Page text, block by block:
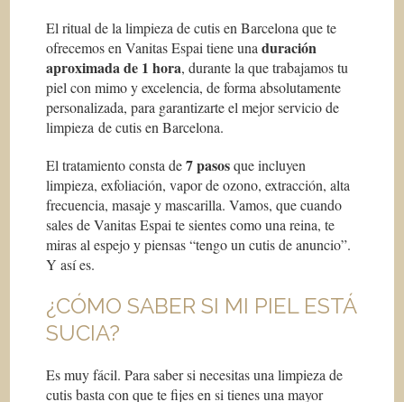
El ritual de la limpieza de cutis en Barcelona que te
ofrecemos en Vanitas Espai tiene una duración
aproximada de 1 hora, durante la que trabajamos tu
piel con mimo y excelencia, de forma absolutamente
personalizada, para garantizarte el mejor servicio de
limpieza de cutis en Barcelona.
El tratamiento consta de7 pasosque incluyen
limpieza, exfoliación, vapor de ozono, extracción, alta
frecuencia, masaje y mascarilla. Vamos, que cuando
sales de Vanitas Espai te sientes como una reina, te
miras al espejo y piensas “tengo un cutis de anuncio”.
Y así es.
¿CÓMO SABER SI MI PIEL ESTÁ
SUCIA?
Es muy fácil. Para saber si necesitas una limpieza de
cutis basta con que te fijes en si tienes una mayor